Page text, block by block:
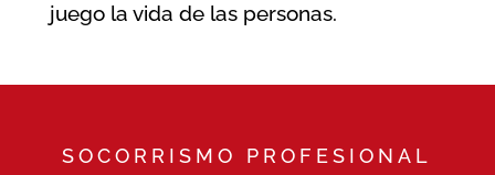
juego la vida de las personas.
SOCORRISMO PROFESIONAL